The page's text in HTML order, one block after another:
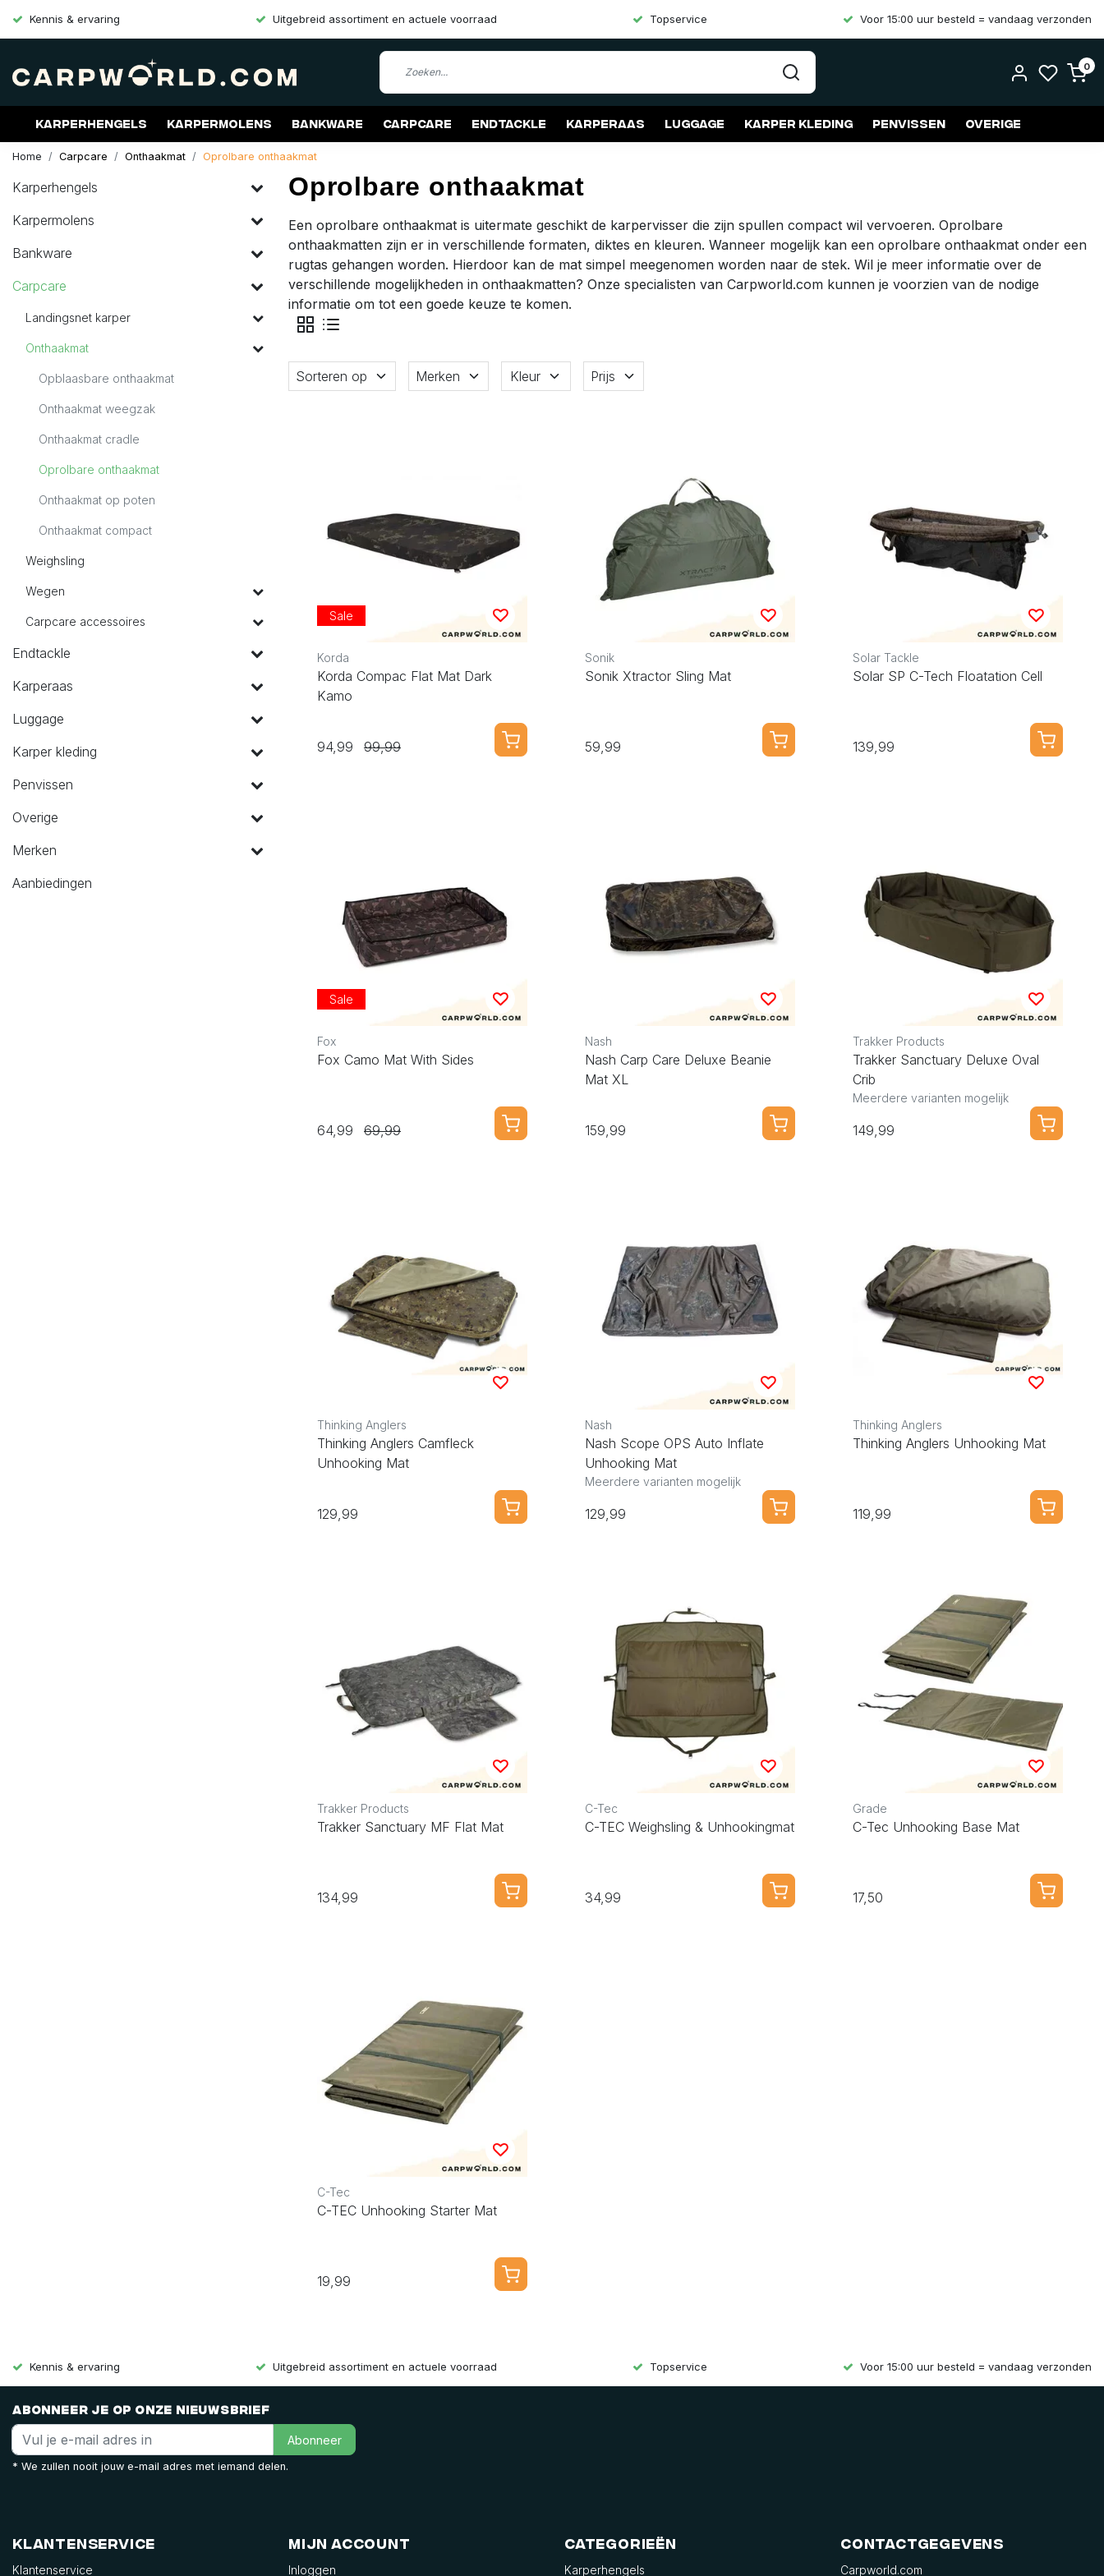
Kennis & ervaring Uitgebreid assortiment en actuele voorraad Topservice Voor 15:00 uur besteld = vandaag verzonden
0
Karperhengels Karpermolens Bankware Carpcare Endtackle Karperaas Luggage Karper kleding Penvissen Overige
Merken Aanbiedingen Gift Cards
Home Carpcare Onthaakmat Oprolbare onthaakmat
Karperhengels
Karpermolens
Bankware
Carpcare
Landingsnet karper
Onthaakmat
Opblaasbare onthaakmat
Onthaakmat weegzak
Onthaakmat cradle
Oprolbare onthaakmat
Onthaakmat op poten
Onthaakmat compact
Weighsling
Wegen
Carpcare accessoires
Endtackle
Karperaas
Luggage
Karper kleding
Penvissen
Overige
Merken
Aanbiedingen
Oprolbare onthaakmat
Een oprolbare onthaakmat is uitermate geschikt de karpervisser die zijn spullen compact wil vervoeren. Oprolbare
onthaakmatten zijn er in verschillende formaten, diktes en kleuren. Wanneer mogelijk kan een oprolbare onthaakmat onder een
rugtas gehangen worden. Hierdoor kan de mat simpel meegenomen worden naar de stek. Wil je meer informatie over de
verschillende mogelijkheden in onthaakmatten? Onze specialisten van Carpworld.com kunnen je voorzien van de nodige
informatie om tot een goede keuze te komen.
Sorteren op Merken Kleur Prijs
Sale
Korda
Korda Compac Flat Mat Dark
Kamo
94,99 99,99
Sonik
Sonik Xtractor Sling Mat
59,99
Solar Tackle
Solar SP C-Tech Floatation Cell
139,99
Sale
Fox
Fox Camo Mat With Sides
64,99 69,99
Nash
Nash Carp Care Deluxe Beanie
Mat XL
159,99
Trakker Products
Trakker Sanctuary Deluxe Oval
Crib
Meerdere varianten mogelijk
149,99
Thinking Anglers
Thinking Anglers Camfleck
Unhooking Mat
129,99
Nash
Nash Scope OPS Auto Inflate
Unhooking Mat
Meerdere varianten mogelijk
129,99
Thinking Anglers
Thinking Anglers Unhooking Mat
119,99
Trakker Products
Trakker Sanctuary MF Flat Mat
134,99
C-Tec
C-TEC Weighsling & Unhookingmat
34,99
Grade
C-Tec Unhooking Base Mat
17,50
C-Tec
C-TEC Unhooking Starter Mat
19,99
Kennis & ervaring Uitgebreid assortiment en actuele voorraad Topservice Voor 15:00 uur besteld = vandaag verzonden
Abonneer je op onze nieuwsbrief
Abonneer
* We zullen nooit jouw e-mail adres met iemand delen.
Klantenservice
Klantenservice
Mijn account
Inloggen
Categorieën
Karperhengels
Contactgegevens
Carpworld.com